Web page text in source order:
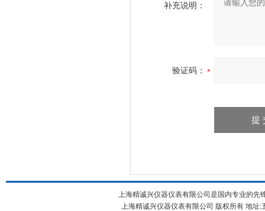
补充说明：
验证码：
上海精诚兴仪器仪表有限公司是国内专业的
上海精诚兴仪器仪表有限公司 版权所有 地